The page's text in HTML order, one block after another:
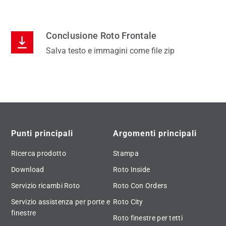
Conclusione Roto Frontale
Salva testo e immagini come file zip
Punti principali
Ricerca prodotto
Download
Servizio ricambi Roto
Servizio assistenza per porte e
finestre
Argomenti principali
Stampa
Roto Inside
Roto Con Orders
Roto City
Roto finestre per tetti